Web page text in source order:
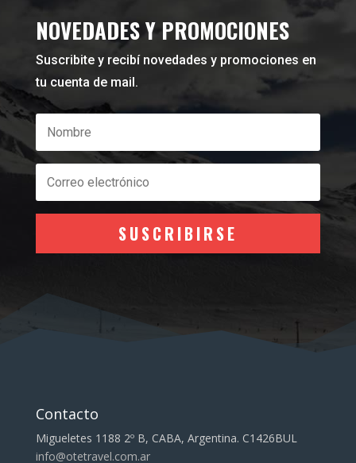
NOVEDADES Y PROMOCIONES
Suscribite y recibí novedades y promociones en
tu cuenta de mail.
SUSCRIBIRSE
Contacto
Migueletes 1188 2º B, CABA, Argentina. C1426BUL
info@otetravel.com.ar